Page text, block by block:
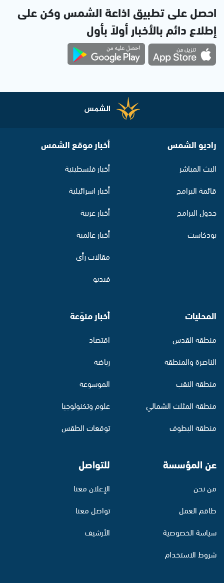
احصل على تطبيق اذاعة الشمس وكن على
إطلاع دائم بالأخبار أولاً بأول
راديو الشمس
البث المباشر
قائمة البرامج
جدول البرامج
بودكاست
أخبار موقع الشمس
أخبار فلسطينية
أخبار اسرائيلية
أخبار عربية
أخبار عالمية
مقالات رأي
فيديو
المحليات
منطقة القدس
الناصرة والمنطقة
منطقة النقب
منطقة المثلث الشمالي
منطقة البطوف
أخبار منوّعة
اقتصاد
رياضة
الموسوعة
علوم وتكنولوجيا
توقعات الطقس
عن المؤسسة
من نحن
طاقم العمل
سياسة الخصوصية
شروط الاستخدام
للتواصل
الإعلان معنا
تواصل معنا
الأرشيف